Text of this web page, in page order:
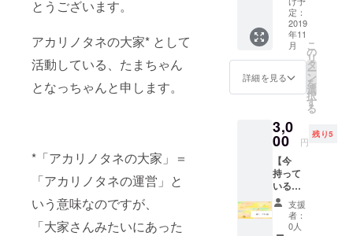
とうございます。
アカリノタネの大家* として
活動している、たまちゃん
となっちゃんと申します。
*「アカリノタネの大家」＝
「アカリノタネの運営」と
いう意味なのですが、
「大家さんみたいにあった
いただ
けるか
ご記入
くださ
い。 ※
いが思
いつか
連絡い
ただけ
れば一
緒に考
えま
す。
アドレ
スは必
ず誤り
のない
ように
ご記入
ら、備
考欄に
記載お
願いし
ます。
（アレ
「特に
なし」
夫で
す。）
※メール
アドレ
スは必
ず誤り
じゃう
まく考
えられ
ない」
「壁打
ちがし
た
リノタ
ネの大
家さん
と一緒
に考え
たい」
そん
な、あ
なたの
定：
2019
年11
月
詳細を見る
こ
の
リ
タ
ー
ン
を
選
択
す
る
3,0
00 円
残り5
【今
持って
いる場
をもっ
と活用
した
支援
者：
0人